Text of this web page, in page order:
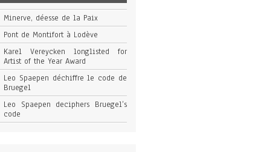
Minerve, déesse de la Paix
Pont de Montifort à Lodève
Karel Vereycken longlisted for
Artist of the Year Award
Leo Spaepen déchiffre le code de
Bruegel
Leo Spaepen deciphers Bruegel’s
code